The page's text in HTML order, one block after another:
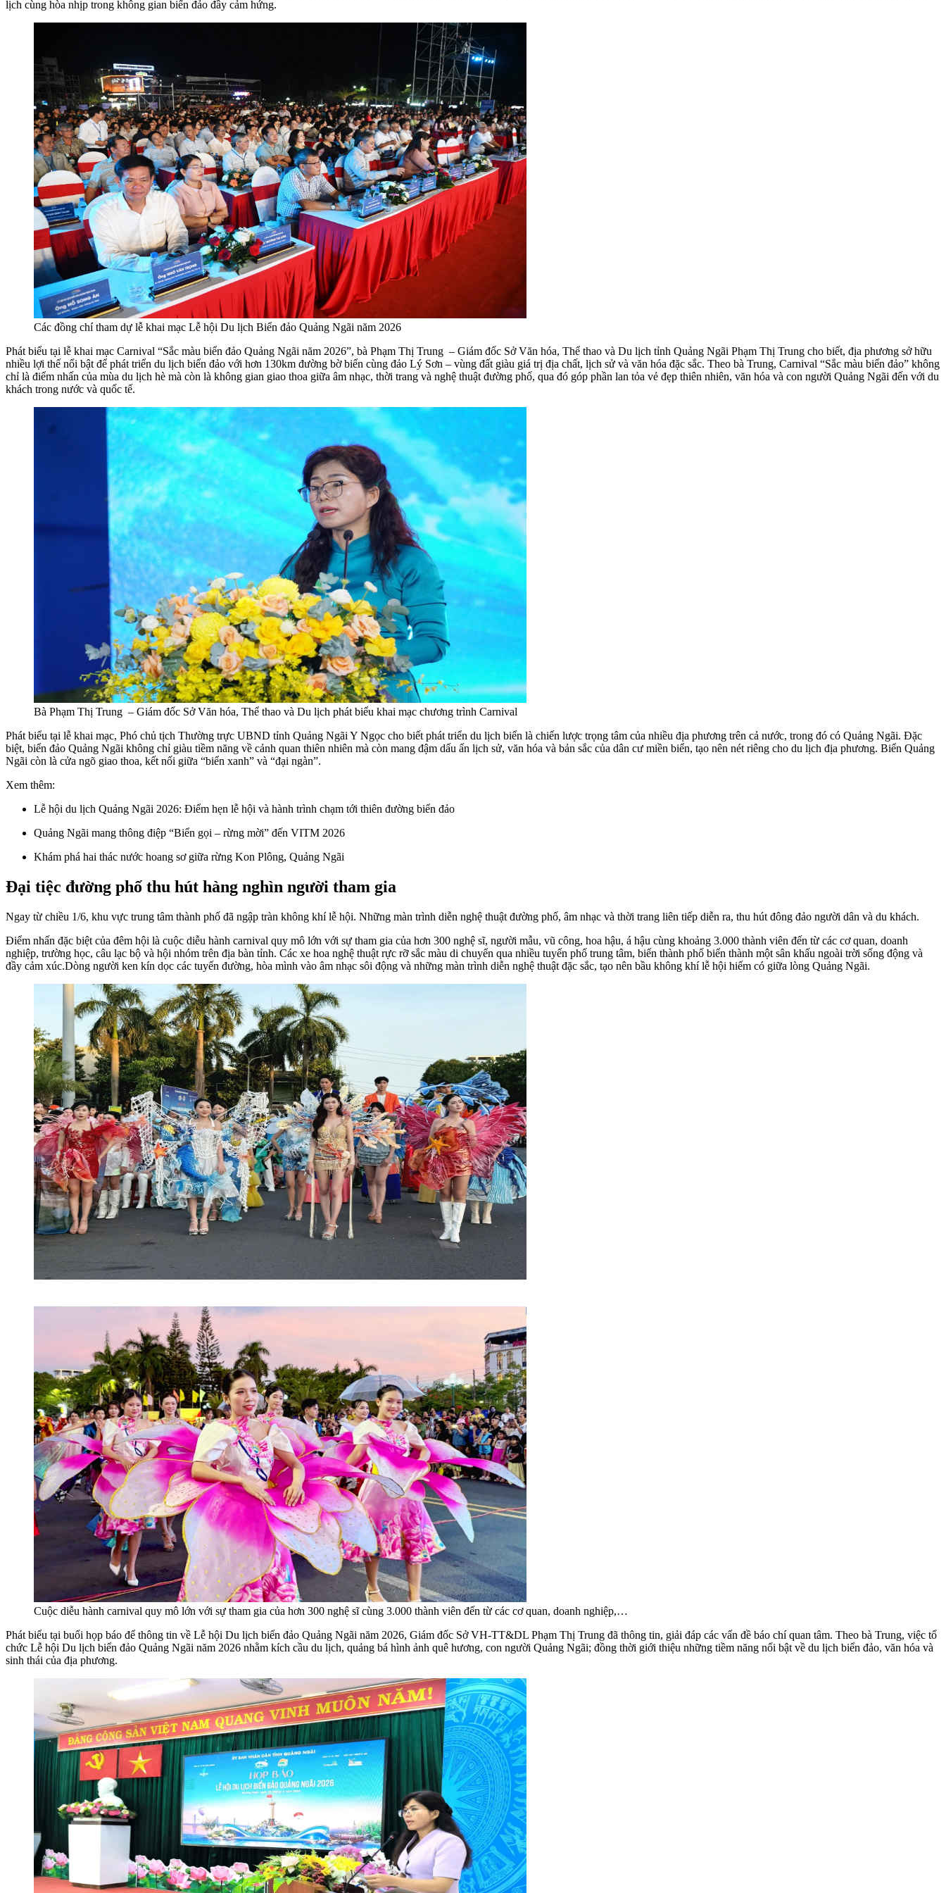
lịch cùng hòa nhịp trong không gian biển đảo đầy cảm hứng.
Các đồng chí tham dự lễ khai mạc Lễ hội Du lịch Biển đảo Quảng Ngãi năm 2026
Phát biểu tại lễ khai mạc Carnival “Sắc màu biển đảo Quảng Ngãi năm 2026”, bà Phạm Thị Trung – Giám đốc Sở Văn hóa, Thể thao và Du lịch tỉnh Quảng Ngãi Phạm Thị Trung cho biết, địa phương sở hữu
nhiều lợi thế nổi bật để phát triển du lịch biển đảo với hơn 130km đường bờ biển cùng đảo Lý Sơn – vùng đất giàu giá trị địa chất, lịch sử và văn hóa đặc sắc. Theo bà Trung, Carnival “Sắc màu biển đảo” không
chỉ là điểm nhấn của mùa du lịch hè mà còn là không gian giao thoa giữa âm nhạc, thời trang và nghệ thuật đường phố, qua đó góp phần lan tỏa vẻ đẹp thiên nhiên, văn hóa và con người Quảng Ngãi đến với du
khách trong nước và quốc tế.
Bà Phạm Thị Trung – Giám đốc Sở Văn hóa, Thể thao và Du lịch phát biểu khai mạc chương trình Carnival
Phát biểu tại lễ khai mạc, Phó chủ tịch Thường trực UBND tỉnh Quảng Ngãi Y Ngọc cho biết phát triển du lịch biển là chiến lược trọng tâm của nhiều địa phương trên cả nước, trong đó có Quảng Ngãi. Đặc
biệt, biển đảo Quảng Ngãi không chỉ giàu tiềm năng về cảnh quan thiên nhiên mà còn mang đậm dấu ấn lịch sử, văn hóa và bản sắc của dân cư miền biển, tạo nên nét riêng cho du lịch địa phương. Biển Quảng
Ngãi còn là cửa ngõ giao thoa, kết nối giữa “biển xanh” và “đại ngàn”.
Xem thêm:
Lễ hội du lịch Quảng Ngãi 2026: Điểm hẹn lễ hội và hành trình chạm tới thiên đường biển đảo
Quảng Ngãi mang thông điệp “Biển gọi – rừng mời” đến VITM 2026
Khám phá hai thác nước hoang sơ giữa rừng Kon Plông, Quảng Ngãi
Đại tiệc đường phố thu hút hàng nghìn người tham gia
Ngay từ chiều 1/6, khu vực trung tâm thành phố đã ngập tràn không khí lễ hội. Những màn trình diễn nghệ thuật đường phố, âm nhạc và thời trang liên tiếp diễn ra, thu hút đông đảo người dân và du khách.
Điểm nhấn đặc biệt của đêm hội là cuộc diễu hành carnival quy mô lớn với sự tham gia của hơn 300 nghệ sĩ, người mẫu, vũ công, hoa hậu, á hậu cùng khoảng 3.000 thành viên đến từ các cơ quan, doanh
nghiệp, trường học, câu lạc bộ và hội nhóm trên địa bàn tỉnh. Các xe hoa nghệ thuật rực rỡ sắc màu di chuyển qua nhiều tuyến phố trung tâm, biến thành phố biển thành một sân khấu ngoài trời sống động và
đầy cảm xúc.Dòng người ken kín dọc các tuyến đường, hòa mình vào âm nhạc sôi động và những màn trình diễn nghệ thuật đặc sắc, tạo nên bầu không khí lễ hội hiếm có giữa lòng Quảng Ngãi.
Cuộc diễu hành carnival quy mô lớn với sự tham gia của hơn 300 nghệ sĩ cùng 3.000 thành viên đến từ các cơ quan, doanh nghiệp,…
Phát biểu tại buổi họp báo để thông tin về Lễ hội Du lịch biển đảo Quảng Ngãi năm 2026, Giám đốc Sở VH-TT&DL Phạm Thị Trung đã thông tin, giải đáp các vấn đề báo chí quan tâm. Theo bà Trung, việc tổ
chức Lễ hội Du lịch biển đảo Quảng Ngãi năm 2026 nhằm kích cầu du lịch, quảng bá hình ảnh quê hương, con người Quảng Ngãi; đồng thời giới thiệu những tiềm năng nổi bật về du lịch biển đảo, văn hóa và
sinh thái của địa phương.